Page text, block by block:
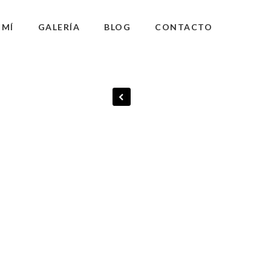
MÍ GALERÍA BLOG CONTACTO